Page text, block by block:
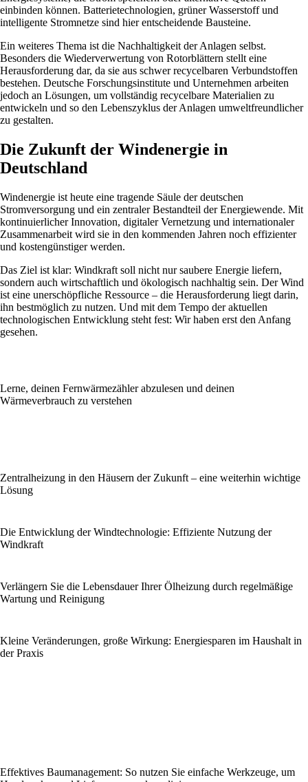
einbinden können. Batterietechnologien, grüner Wasserstoff und
intelligente Stromnetze sind hier entscheidende Bausteine.
Ein weiteres Thema ist die Nachhaltigkeit der Anlagen selbst.
Besonders die Wiederverwertung von Rotorblättern stellt eine
Herausforderung dar, da sie aus schwer recycelbaren Verbundstoffen
bestehen. Deutsche Forschungsinstitute und Unternehmen arbeiten
jedoch an Lösungen, um vollständig recycelbare Materialien zu
entwickeln und so den Lebenszyklus der Anlagen umweltfreundlicher
zu gestalten.
Die Zukunft der Windenergie in
Deutschland
Windenergie ist heute eine tragende Säule der deutschen
Stromversorgung und ein zentraler Bestandteil der Energiewende. Mit
kontinuierlicher Innovation, digitaler Vernetzung und internationaler
Zusammenarbeit wird sie in den kommenden Jahren noch effizienter
und kostengünstiger werden.
Das Ziel ist klar: Windkraft soll nicht nur saubere Energie liefern,
sondern auch wirtschaftlich und ökologisch nachhaltig sein. Der Wind
ist eine unerschöpfliche Ressource – die Herausforderung liegt darin,
ihn bestmöglich zu nutzen. Und mit dem Tempo der aktuellen
technologischen Entwicklung steht fest: Wir haben erst den Anfang
gesehen.
Lerne, deinen Fernwärmezähler abzulesen und deinen
Wärmeverbrauch zu verstehen
Zentralheizung in den Häusern der Zukunft – eine weiterhin wichtige
Lösung
Die Entwicklung der Windtechnologie: Effiziente Nutzung der
Windkraft
Verlängern Sie die Lebensdauer Ihrer Ölheizung durch regelmäßige
Wartung und Reinigung
Kleine Veränderungen, große Wirkung: Energiesparen im Haushalt in
der Praxis
Effektives Baumanagement: So nutzen Sie einfache Werkzeuge, um